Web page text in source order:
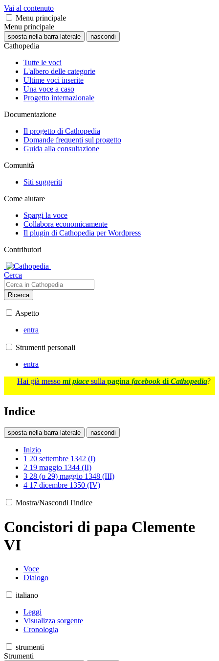
Vai al contenuto
Menu principale
Menu principale
sposta nella barra laterale nascondi
Cathopedia
Tutte le voci
L'albero delle categorie
Ultime voci inserite
Una voce a caso
Progetto internazionale
Documentazione
Il progetto di Cathopedia
Domande frequenti sul progetto
Guida alla consultazione
Comunità
Siti suggeriti
Come aiutare
Spargi la voce
Collabora economicamente
Il plugin di Cathopedia per Wordpress
Contributori
Cerca
Ricerca
Aspetto
entra
Strumenti personali
entra
Hai già messo mi piace sulla pagina facebook di Cathopedia?
Indice
sposta nella barra laterale nascondi
Inizio
1 20 settembre 1342 (I)
2 19 maggio 1344 (II)
3 28 (o 29) maggio 1348 (III)
4 17 dicembre 1350 (IV)
Mostra/Nascondi l'indice
Concistori di papa Clemente
VI
Voce
Dialogo
italiano
Leggi
Visualizza sorgente
Cronologia
strumenti
Strumenti